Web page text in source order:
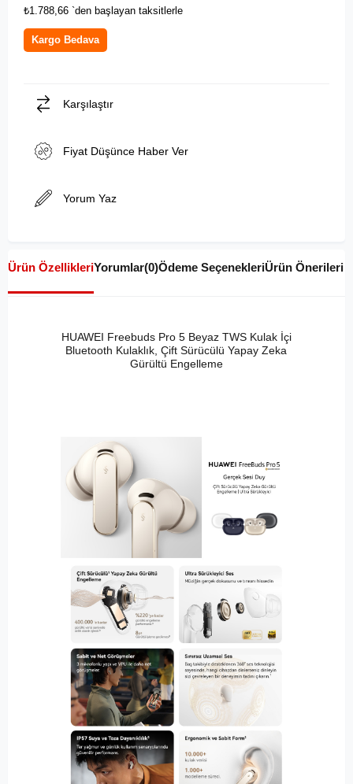
₺1.788,66 `den başlayan taksitlerle
Kargo Bedava
Karşılaştır
Fiyat Düşünce Haber Ver
Yorum Yaz
Ürün ÖzellikleriYorumlar(0)Ödeme SeçenekleriÜrün Önerileri
HUAWEI Freebuds Pro 5 Beyaz TWS Kulak İçi
Bluetooth Kulaklık, Çift Sürücülü Yapay Zeka
Gürültü Engelleme